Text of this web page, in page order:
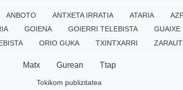
ANBOTO ANTXETA IRRATIA ATARIA
GOIENA GOIERRI TELEBISTA
GUAIXE
ORIO GUKA TXINTXARRI
Matx Gurean Ttap
Tokikom publizitatea